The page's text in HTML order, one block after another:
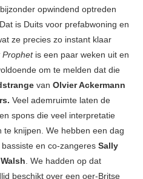
opwindend optreden
is Duits voor prefabwoning en
ze precies zo instant klaar
Prophetis een paar weken uit en
om te melden dat die
van Olvier Ackermann
Veel ademruimte laten de
spons die veel interpretatie
knijpen. We hebben een dag
en co-zangeres Sally
. We hadden op dat
beschikt over een oer-Britse